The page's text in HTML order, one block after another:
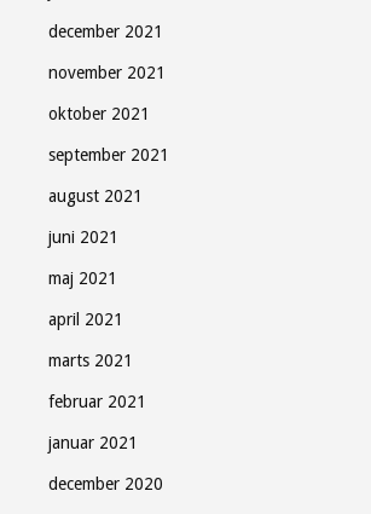
december 2021
november 2021
oktober 2021
september 2021
august 2021
juni 2021
maj 2021
april 2021
marts 2021
februar 2021
januar 2021
december 2020